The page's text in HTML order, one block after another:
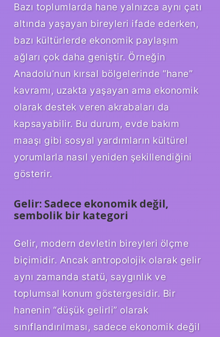
Bazı toplumlarda hane yalnızca aynı çatı
altında yaşayan bireyleri ifade ederken,
bazı kültürlerde ekonomik paylaşım
ağları çok daha geniştir. Örneğin
Anadolu’nun kırsal bölgelerinde “hane”
kavramı, uzakta yaşayan ama ekonomik
olarak destek veren akrabaları da
kapsayabilir. Bu durum, evde bakım
maaşı gibi sosyal yardımların kültürel
yorumlarla nasıl yeniden şekillendiğini
gösterir.
Gelir: Sadece ekonomik değil,
sembolik bir kategori
Gelir, modern devletin bireyleri ölçme
biçimidir. Ancak antropolojik olarak gelir
aynı zamanda statü, saygınlık ve
toplumsal konum göstergesidir. Bir
hanenin “düşük gelirli” olarak
sınıflandırılması, sadece ekonomik değil